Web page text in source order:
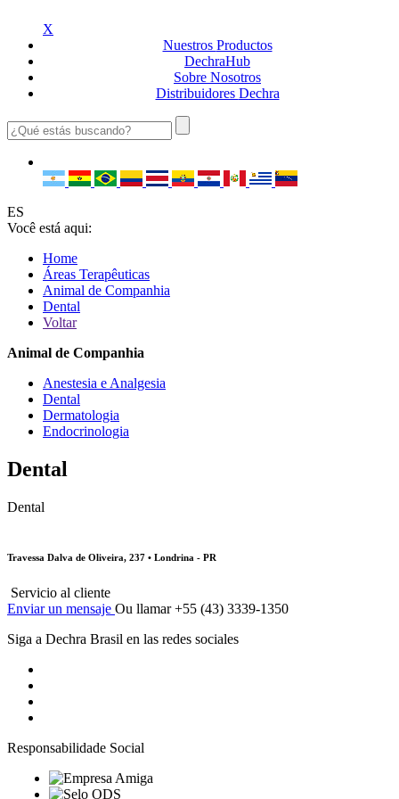
X
Nuestros Productos
DechraHub
Sobre Nosotros
Distribuidores Dechra
ES
Você está aqui:
Home
Áreas Terapêuticas
Animal de Companhia
Dental
Voltar
Animal de Companhia
Anestesia e Analgesia
Dental
Dermatologia
Endocrinologia
Dental
Dental
Travessa Dalva de Oliveira, 237 • Londrina - PR
Servicio al cliente
Enviar un mensaje Ou llamar +55 (43) 3339-1350
Siga a Dechra Brasil en las redes sociales
Responsabilidade Social